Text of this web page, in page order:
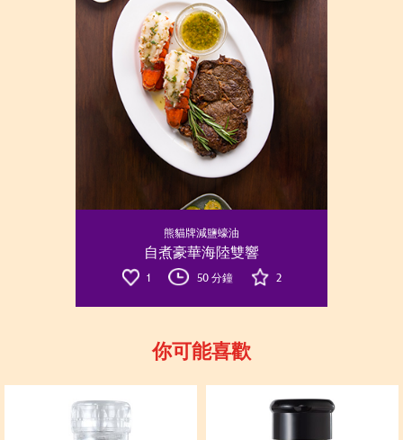
熊貓牌減鹽蠔油
自煮豪華海陸雙響
1 50 分鐘 2
你可能喜歡